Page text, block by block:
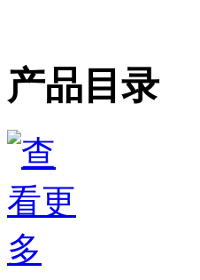
产品目录